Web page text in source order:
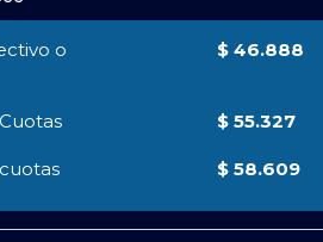
o
$ 46.888
$ 55.327
$ 58.609